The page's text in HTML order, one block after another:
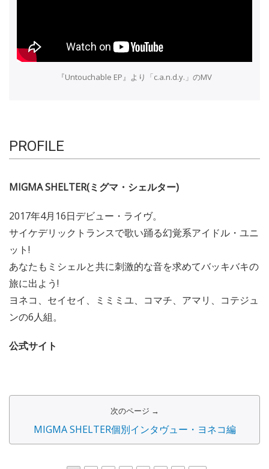
『Untouchable EP』より「c.a.n.d.y.」のMV
PROFILE
MIGMA SHELTER(ミグマ・シェルター)
2017年4月16日デビュー・ライヴ。
サイケデリックトランスで歌い踊る幻覚系アイドル・ユニ
ット!
あなたもミシェルと共に刺激的な音を求めてバッキバキの
旅に出よう!
ヨネコ、セイセイ、ミミミユ、コマチ、アマリ、コテジュ
ンの6人組。
公式サイト
次のページ →
MIGMA SHELTER個別インタヴュー・ヨネコ編